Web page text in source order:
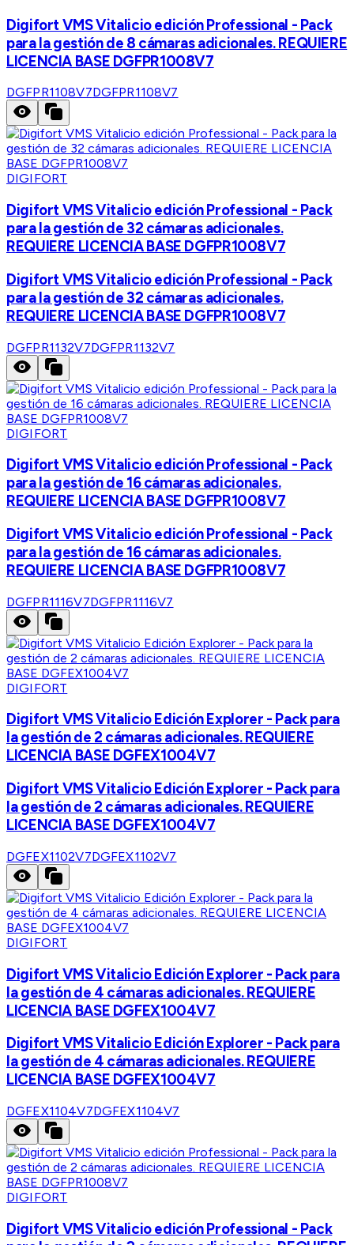
Digifort VMS Vitalicio edición Professional - Pack
para la gestión de 8 cámaras adicionales. REQUIERE
LICENCIA BASE DGFPR1008V7
DGFPR1108V7DGFPR1108V7
DIGIFORT
Digifort VMS Vitalicio edición Professional - Pack
para la gestión de 32 cámaras adicionales.
REQUIERE LICENCIA BASE DGFPR1008V7
Digifort VMS Vitalicio edición Professional - Pack
para la gestión de 32 cámaras adicionales.
REQUIERE LICENCIA BASE DGFPR1008V7
DGFPR1132V7DGFPR1132V7
DIGIFORT
Digifort VMS Vitalicio edición Professional - Pack
para la gestión de 16 cámaras adicionales.
REQUIERE LICENCIA BASE DGFPR1008V7
Digifort VMS Vitalicio edición Professional - Pack
para la gestión de 16 cámaras adicionales.
REQUIERE LICENCIA BASE DGFPR1008V7
DGFPR1116V7DGFPR1116V7
DIGIFORT
Digifort VMS Vitalicio Edición Explorer - Pack para
la gestión de 2 cámaras adicionales. REQUIERE
LICENCIA BASE DGFEX1004V7
Digifort VMS Vitalicio Edición Explorer - Pack para
la gestión de 2 cámaras adicionales. REQUIERE
LICENCIA BASE DGFEX1004V7
DGFEX1102V7DGFEX1102V7
DIGIFORT
Digifort VMS Vitalicio Edición Explorer - Pack para
la gestión de 4 cámaras adicionales. REQUIERE
LICENCIA BASE DGFEX1004V7
Digifort VMS Vitalicio Edición Explorer - Pack para
la gestión de 4 cámaras adicionales. REQUIERE
LICENCIA BASE DGFEX1004V7
DGFEX1104V7DGFEX1104V7
DIGIFORT
Digifort VMS Vitalicio edición Professional - Pack